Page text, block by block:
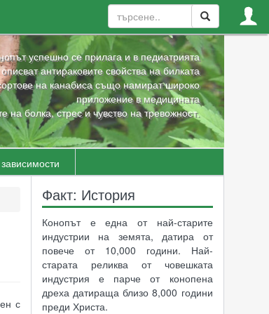
успешно се прилага и в педиатрията
антираковите свойства на билката
на канабиса също намират широко
приложение в медицината
на болка, стрес и чувство на тревожност.
зависимости
с
Факт: История
Конопът е една от най-старите
индустрии на земята, датира от
повече от 10,000 години. Най-
старата реликва от човешката
индустрия е парче от конопена
дреха датираща близо 8,000 години
преди Христа.